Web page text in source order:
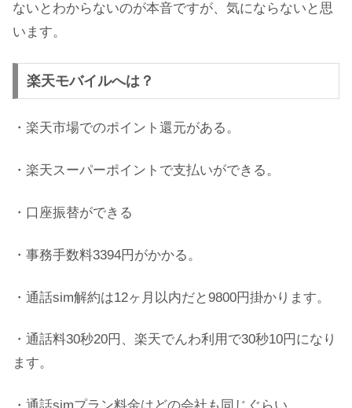
ないとわからないのが本音ですが、気にならないと思
います。
楽天モバイルへは？
・楽天市場でのポイント還元がある。
・楽天スーパーポイントで支払いができる。
・口座振替ができる
・事務手数料3394円がかかる。
・通話sim解約は12ヶ月以内だと9800円掛かります。
・通話料30秒20円、楽天でんわ利用で30秒10円になり
ます。